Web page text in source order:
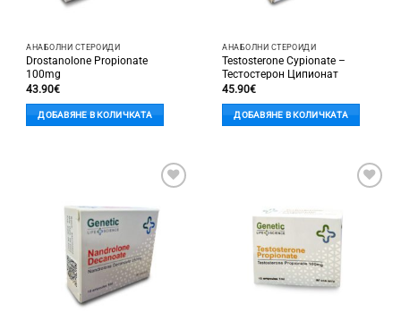
page
АНАБОЛНИ СТЕРОИДИ
Drostanolone Propionate
100mg
43.90€
ДОБАВЯНЕ В КОЛИЧКАТА
АНАБОЛНИ СТЕРОИДИ
Testosterone Cypionate –
Тестостерон Ципионат
45.90€
ДОБАВЯНЕ В КОЛИЧКАТА
'Любими'
'Любими'